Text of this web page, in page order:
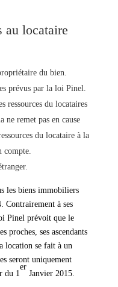
au locataire
du bien.
prévus par la loi Pinel.
ressources du locataires
ne remet pas en cause
du locataire à la
compte.
les biens immobiliers
Contrairement à ses
Pinel prévoit que le
proches, ses ascendants
location se fait à un
seront uniquement
du 1
er
Janvier 2015.